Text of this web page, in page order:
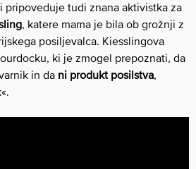
pripoveduje tudi znana aktivistka za
, katere mama je bila ob grožnji z
posiljevalca. Kiesslingova
ki je zmogel prepoznati, da
in da ni produkt posilstva,